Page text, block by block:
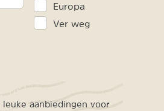
Europa
Ver weg
aanbiedingen voor